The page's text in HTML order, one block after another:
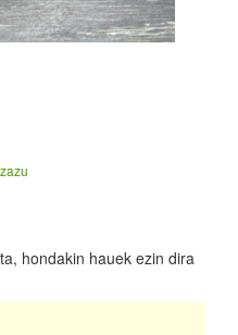
hondakin hauek ezin dira